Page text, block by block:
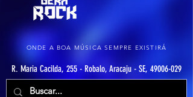
ONDE A BOA MÚSICA SEMPRE EXISTIRÁ
R. Maria Cacilda, 255 - Robalo, Aracaju - SE, 49006-029